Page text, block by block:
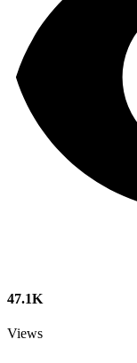
47.1K
Views